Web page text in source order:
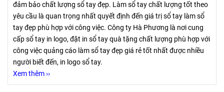
đảm bảo chất lượng sổ tay đẹp. Làm sổ tay chất lượng tốt theo
yêu cầu là quan trọng nhất quyết định đến giá trị sổ tay làm sổ
tay đẹp phù hợp với công việc. Công ty Hà Phương là nơi cung
cấp sổ tay in logo, đặt in sổ tay quà tặng chất lượng phù hợp với
công việc quảng cáo làm sổ tay đẹp giá rẻ tốt nhất được nhiều
người biết đến, in logo sổ tay.
Xem thêm ››